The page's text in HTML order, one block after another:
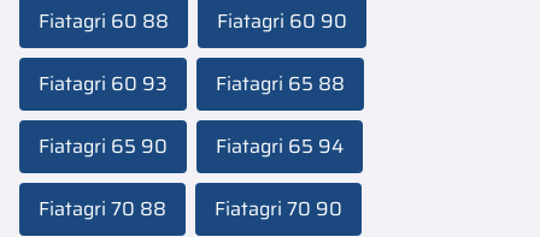
Fiatagri 60 88 Fiatagri 60 90
Fiatagri 60 93 Fiatagri 65 88
Fiatagri 65 90 Fiatagri 65 94
Fiatagri 70 88 Fiatagri 70 90